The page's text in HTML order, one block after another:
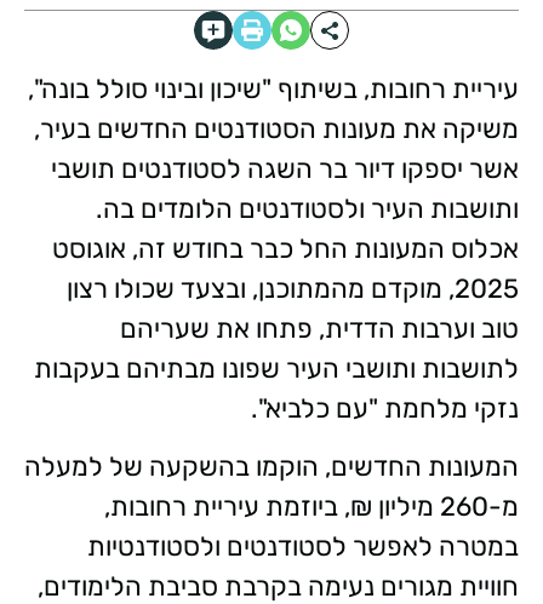
עיריית רחובות, בשיתוף "שיכון ובינוי סולל בונה",
משיקה את מעונות הסטודנטים החדשים בעיר,
אשר יספקו דיור בר השגה לסטודנטים תושבי
ותושבות העיר ולסטודנטים הלומדים בה.
אכלוס המעונות החל כבר בחודש זה, אוגוסט
2025, מוקדם מהמתוכנן, ובצעד שכולו רצון
טוב וערבות הדדית, פתחו את שעריהם
לתושבות ותושבי העיר שפונו מבתיהם בעקבות
נזקי מלחמת "עם כלביא".
המעונות החדשים, הוקמו בהשקעה של למעלה
מ-260 מיליון ₪, ביוזמת עיריית רחובות,
במטרה לאפשר לסטודנטים ולסטודנטיות
חוויית מגורים נעימה בקרבת סביבת הלימודים,